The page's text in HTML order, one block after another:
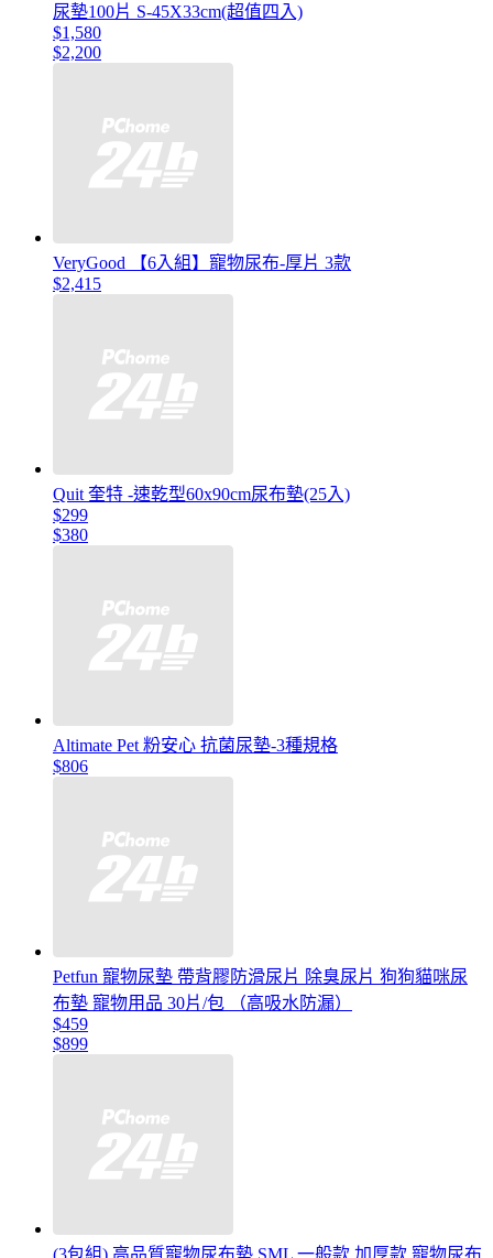
尿墊100片 S-45X33cm(超值四入)
$1,580
$2,200
VeryGood 【6入組】寵物尿布-厚片 3款
$2,415
Quit 奎特 -速乾型60x90cm尿布墊(25入)
$299
$380
Altimate Pet 粉安心 抗菌尿墊-3種規格
$806
Petfun 寵物尿墊 帶背膠防滑尿片 除臭尿片 狗狗貓咪尿
布墊 寵物用品 30片/包 （高吸水防漏）
$459
$899